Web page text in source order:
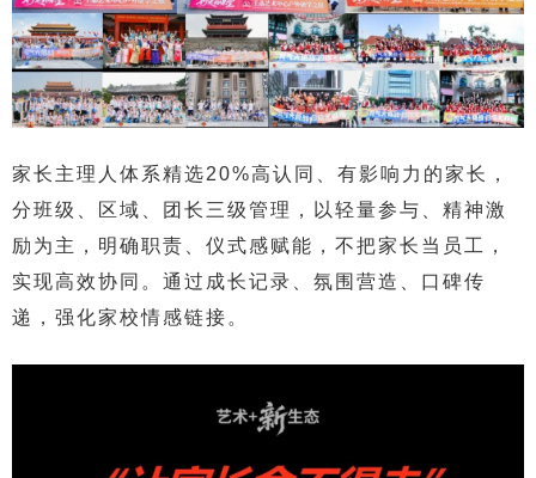
家长主理人体系精选20%高认同、有影响力的家长，
分班级、区域、团长三级管理，以轻量参与、精神激
励为主，明确职责、仪式感赋能，不把家长当员工，
实现高效协同。通过成长记录、氛围营造、口碑传
递，强化家校情感链接。